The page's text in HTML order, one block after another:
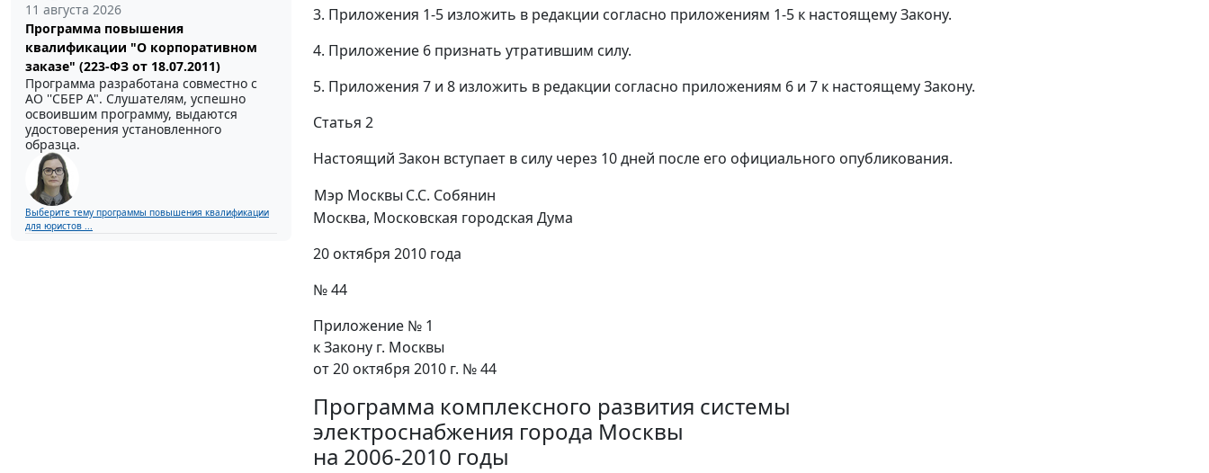
11 августа 2026
Программа повышения
квалификации "О корпоративном
заказе" (223-ФЗ от 18.07.2011)
Программа разработана совместно с
АО ''СБЕР А". Слушателям, успешно
освоившим программу, выдаются
удостоверения установленного
образца.
Выберите тему программы повышения квалификации
для юристов ...
3. Приложения 1-5 изложить в редакции согласно приложениям 1-5 к настоящему Закону.
4. Приложение 6 признать утратившим силу.
5. Приложения 7 и 8 изложить в редакции согласно приложениям 6 и 7 к настоящему Закону.
Статья 2
Настоящий Закон вступает в силу через 10 дней после его официального опубликования.
Мэр Москвы С.С. Собянин
Москва, Московская городская Дума
20 октября 2010 года
№ 44
Приложение № 1
к Закону г. Москвы
от 20 октября 2010 г. № 44
Программа комплексного развития системы
электроснабжения города Москвы
на 2006-2010 годы